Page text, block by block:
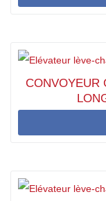
CONVOYEUR